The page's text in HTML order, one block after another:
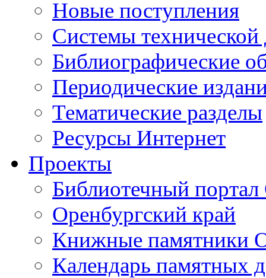
Новые поступления
Cистемы
Библиографические
Периодические
Тематические разделы
Ресурсы Интернет
Проекты
Библиотечный портал
Оренбургский край
Книжные памятники
Календарь памятных